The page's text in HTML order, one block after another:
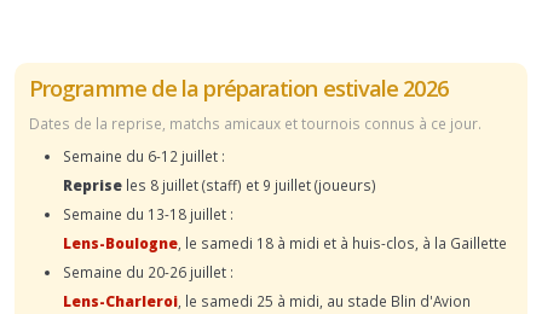
Programme de la préparation estivale 2026
Dates de la reprise, matchs amicaux et tournois connus à ce jour.
Semaine du 6-12 juillet :
Reprise les 8 juillet (staff) et 9 juillet (joueurs)
Semaine du 13-18 juillet :
Lens-Boulogne , le samedi 18 à midi et à huis-clos, à la Gaillette
Semaine du 20-26 juillet :
Lens-Charleroi , le samedi 25 à midi, au stade Blin d'Avion